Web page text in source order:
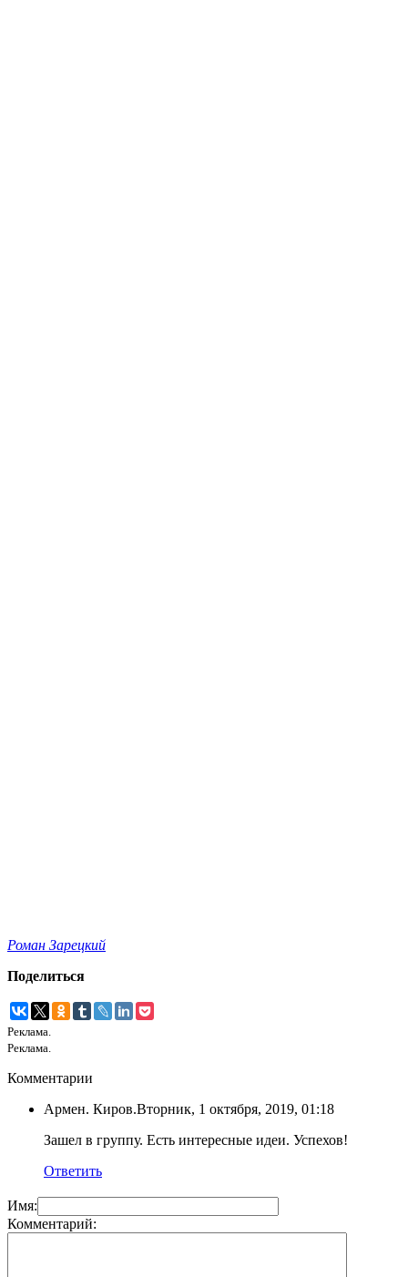
Роман Зарецкий
Поделиться
Реклама.
Реклама.
Комментарии
Армен. Киров.Вторник, 1 октября, 2019, 01:18
Зашел в группу. Есть интересные идеи. Успехов!
Ответить
Имя:
Комментарий: